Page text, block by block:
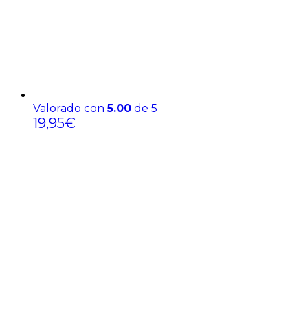
Valorado con5.00 de 5
19,95€